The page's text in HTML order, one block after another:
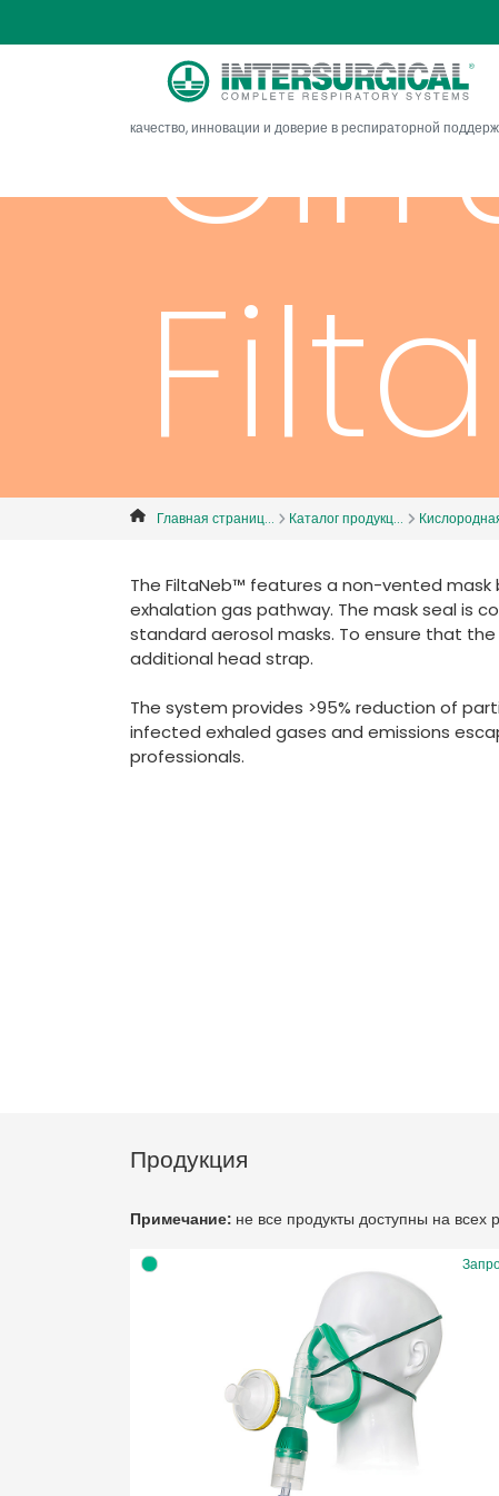
качество, инновации и доверие в респираторной
Главная страниц... Каталог продукц...
The FiltaNeb™ features a non-vented
exhalation gas pathway. The mask seal is
standard aerosol masks. To ensure that
additional head strap.
The system provides >95% reduction of
infected exhaled gases and emissions
professionals.
Продукция
Примечание: не все продукты доступны на